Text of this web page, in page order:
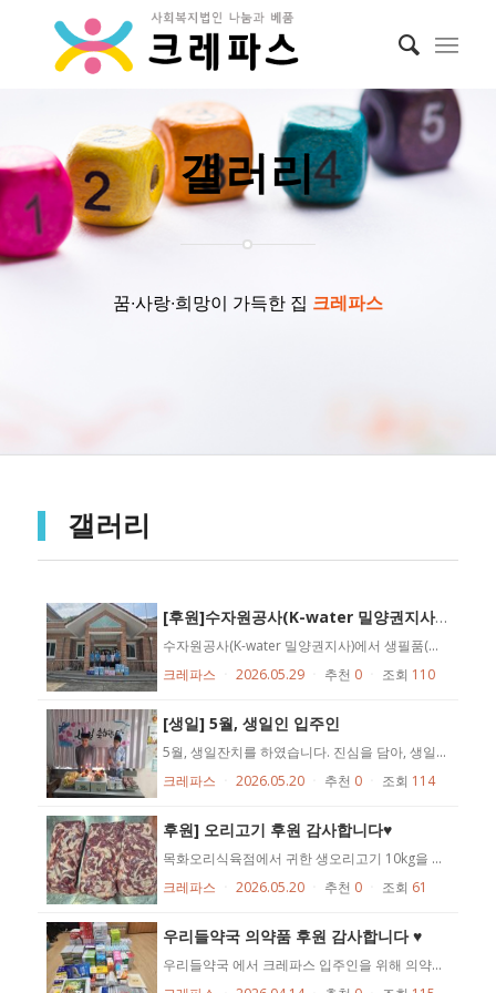
갤러리
꿈∙사랑∙희망이 가득한 집 크레파스
갤러리
[후원]수자원공사(K-water 밀양권지사) 생필품(휴지, 샴푸, 세탁세제 등) 후원 감사합니다. ♥
수자원공사(K-water 밀양권지사)에서 생필품(휴지, 세탁세제 등)&대추즙 후원해주셨습니다 ♥ 크레파스를 잊지 않고 찾아와주셔서 감사합니다. 크레파스를 향한 사랑에 감사합니다.♥ (*후원일자 : 2026년 5월 29일)
크레파스
2026.05.29 추천 0 조회 110
[생일] 5월, 생일인 입주인
5월, 생일잔치를 하였습니다. 진심을 담아, 생일을 축하드립니다~♥ (일자 : 2026년 5월 20일)
크레파스
2026.05.20 추천 0 조회 114
후원] 오리고기 후원 감사합니다♥
목화오리식육점에서 귀한 생오리고기 10kg을 후원해주셨습니다♥ 입주인 한 분 한 분을 향한 따뜻한 마음에 깊이 감사드립니다♥ 당일 점심으로 정성스럽게 조리하여, 입주인분들이 맛있는 한 끼를 드실 수 있었습니다♥ 후원자님께 다시 한 번 감사의 인사를 전합니다^^ (*후원일자 : 2026년 5월 14일)
크레파스
2026.05.20 추천 0 조회 61
우리들약국 의약품 후원 감사합니다 ♥
우리들약국 에서 크레파스 입주인을 위해 의약품을 후원해주셨습니다. 항상 입주인들을 위한 변하지 않는 관심으로 건강하게 지내고 있습니다. 후원해주심에 다시 한 번 감사드립니다♥ (*후원일자 : 2026년 04월 14일)